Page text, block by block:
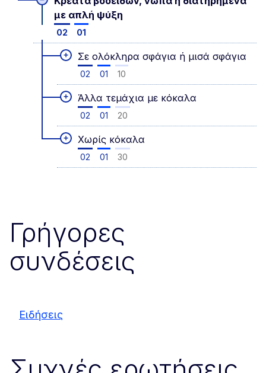
με απλή ψύξη
02 01
+ Σε ολόκληρα σφάγια ή μισά σφάγια
02 01 10
+ Άλλα τεμάχια με κόκαλα
02 01 20
+ Χωρίς κόκαλα
02 01 30
Γρήγορες
συνδέσεις
Ειδήσεις